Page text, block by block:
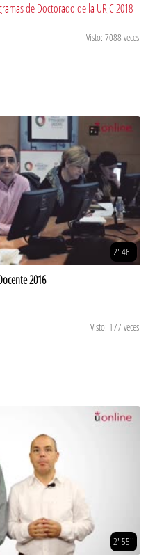
de Doctorado de la URJC 2018
Visto: 7088 veces
2' 46''
2016
Visto: 177 veces
2' 55''